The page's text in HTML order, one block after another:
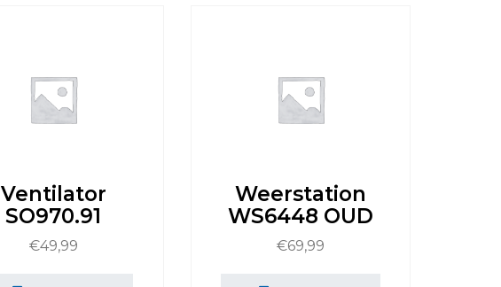
Ventilator
SO970.91
€49,99
Weerstation
WS6448 OUD
€69,99